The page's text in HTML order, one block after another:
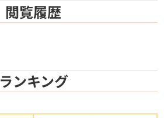
閲覧履歴
ランキング